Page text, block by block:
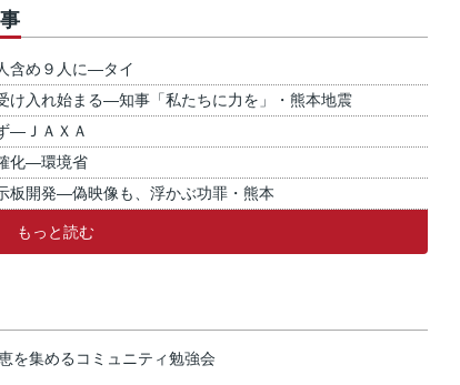
含め９人に―タイ
け入れ始まる―知事「私たちに力を」・熊本地震
―ＪＡＸＡ
化―環境省
板開発―偽映像も、浮かぶ功罪・熊本
もっと読む
を集めるコミュニティ勉強会